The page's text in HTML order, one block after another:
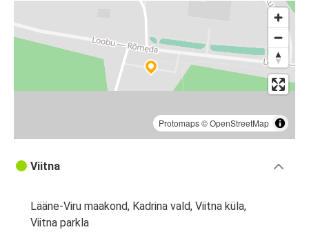
Protomaps©OpenStreetMap
Viitna
Lääne-Viru maakond, Kadrina vald, Viitna küla,
Viitna parkla